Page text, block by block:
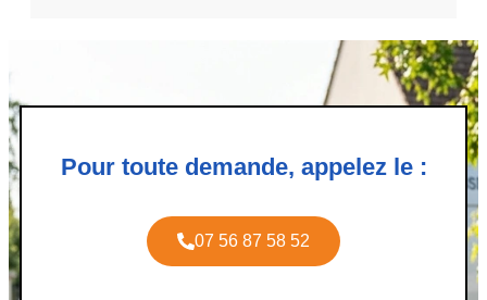
Pour toute demande, appelez le :
07 56 87 58 52